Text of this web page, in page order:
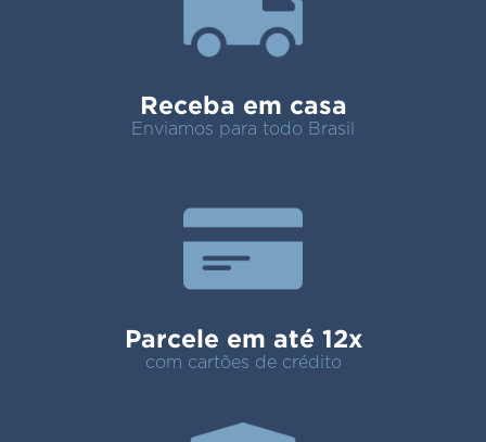
Receba em casa
Enviamos para todo Brasil
Parcele em até 12x
com cartões de crédito